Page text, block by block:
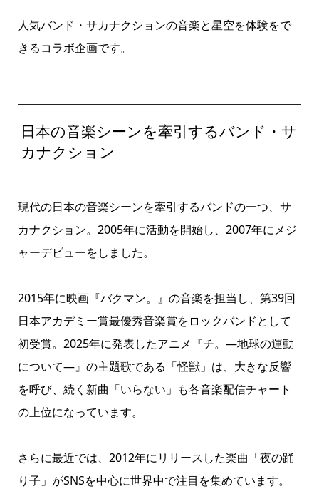
人気バンド・サカナクションの音楽と星空を体験をで
きるコラボ企画です。
日本の音楽シーンを牽引するバンド・サ
カナクション
現代の日本の音楽シーンを牽引するバンドの一つ、サ
カナクション。2005年に活動を開始し、2007年にメジ
ャーデビューをしました。
2015年に映画『バクマン。』の音楽を担当し、第39回
日本アカデミー賞最優秀音楽賞をロックバンドとして
初受賞。2025年に発表したアニメ『チ。―地球の運動
について―』の主題歌である「怪獣」は、大きな反響
を呼び、続く新曲「いらない」も各音楽配信チャート
の上位になっています。
さらに最近では、2012年にリリースした楽曲「夜の踊
り子」がSNSを中心に世界中で注目を集めています。